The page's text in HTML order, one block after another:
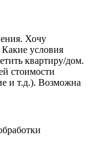
Хочу
Какие условия
квартиру/дом.
стоимости
и т.д.). Возможна